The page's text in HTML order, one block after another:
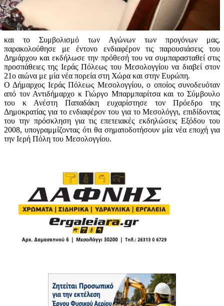
και το Συμβολισμό των Αγώνων των προγόνων μας,
παρακολούθησε με έντονο ενδιαφέρον τις παρουσιάσεις του
Δημάρχου και εκδήλωσε την πρόθεσή του να συμπαρασταθεί στις
προσπάθειες της Ιεράς Πόλεως του Μεσολογγίου να διαβεί στον
21ο αιώνα με μία νέα πορεία στη Χώρα και στην Ευρώπη.
Ο Δήμαρχος Ιεράς Πόλεως Μεσολογγίου, ο οποίος συνοδευόταν
από τον Αντιδήμαρχο κ Γιώργο Μπαρμπαρίτσα και το Σύμβουλο
του κ Ανέστη Παπαδάκη ευχαρίστησε τον Πρόεδρο της
Δημοκρατίας για το ενδιαφέρον του για το Μεσολόγγι, επιδίδοντας
του την πρόσκληση για τις επετειακές εκδηλώσεις Εξόδου του
2008, υπογραμμίζοντας ότι θα σηματοδοτήσουν μία νέα εποχή για
την Ιερή Πόλη του Μεσολογγίου.